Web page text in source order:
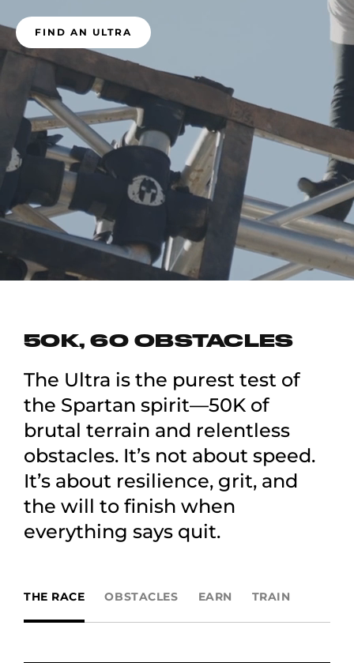
FIND AN ULTRA
50K, 60 OBSTACLES
The Ultra is the purest test of
the Spartan spirit—50K of
brutal terrain and relentless
obstacles. It’s not about speed.
It’s about resilience, grit, and
the will to finish when
everything says quit.
THE RACE OBSTACLES EARN TRAIN